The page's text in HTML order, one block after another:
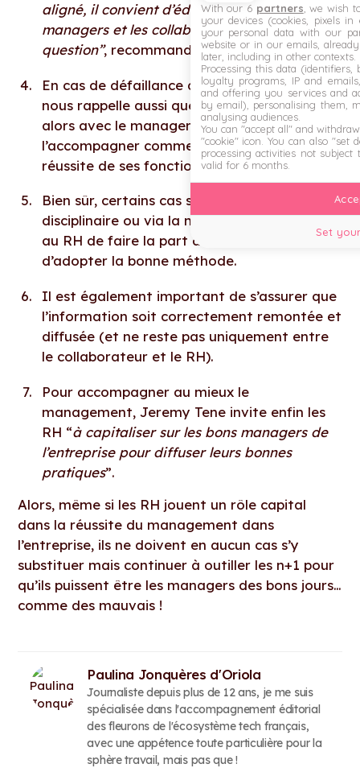
aligné, il convient d’éduquer la direction, les
managers et les collaborateurs sur cette
question”, recommande Yssine Matola.
En cas de défaillance d’un manager, Yssine
nous rappelle aussi que le problème se gère
alors avec le manager du manager, afin de
l’accompagner comme il se doit dans la
réussite de ses fonctions.
Bien sûr, certains cas se joueront au
disciplinaire ou via la médiation. C’est alors
au RH de faire la part des choses et
d’adopter la bonne méthode.
Il est également important de s’assurer que
l’information soit correctement remontée et
diffusée (et ne reste pas uniquement entre
le collaborateur et le RH).
Pour accompagner au mieux le
management, Jeremy Tene invite enfin les
RH “à capitaliser sur les bons managers de
l’entreprise pour diffuser leurs bonnes
pratiques”.
Alors, même si les RH jouent un rôle capital
dans la réussite du management dans
l’entreprise, ils ne doivent en aucun cas s’y
substituer mais continuer à outiller les n+1 pour
qu’ils puissent être les managers des bons jours…
comme des mauvais !
Paulina Jonquères d'Oriola
Journaliste depuis plus de 12 ans, je me suis
spécialisée dans l'accompagnement éditorial
des fleurons de l'écosystème tech français,
avec une appétence toute particulière pour la
sphère travail, mais pas que !
With our 6 partners , we wish
your devices (cookies, pixels
your personal data with our
website or in our emails,
later, including in other contexts.
Processing this data (identifiers,
loyalty programs, IP and
and offering you services and
by email), personalising them,
analysing audiences.
You can "accept all" and
"cookie" icon . You can also "set
processing activities not subject
valid for 6 months.
Set